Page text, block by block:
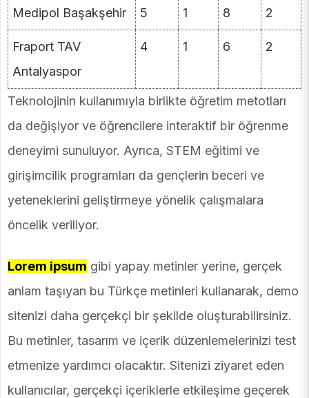
Medipol Başakşehir 5 1 8 2
Fraport TAV
Antalyaspor
4 1 6 2
Teknolojinin kullanımıyla birlikte öğretim metotları
da değişiyor ve öğrencilere interaktif bir öğrenme
deneyimi sunuluyor. Ayrıca, STEM eğitimi ve
girişimcilik programları da gençlerin beceri ve
yeteneklerini geliştirmeye yönelik çalışmalara
öncelik veriliyor.
Lorem ipsum gibi yapay metinler yerine, gerçek
anlam taşıyan bu Türkçe metinleri kullanarak, demo
sitenizi daha gerçekçi bir şekilde oluşturabilirsiniz.
Bu metinler, tasarım ve içerik düzenlemelerinizi test
etmenize yardımcı olacaktır. Sitenizi ziyaret eden
kullanıcılar, gerçekçi içeriklerle etkileşime geçerek